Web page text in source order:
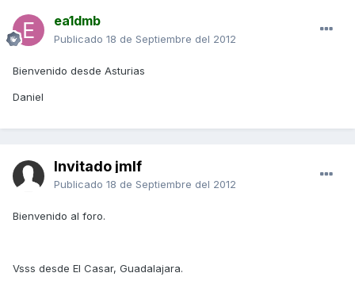
ea1dmb
Publicado 18 de Septiembre del 2012
Bienvenido desde Asturias
Daniel
Invitado jmlf
Publicado 18 de Septiembre del 2012
Bienvenido al foro.
Vsss desde El Casar, Guadalajara.